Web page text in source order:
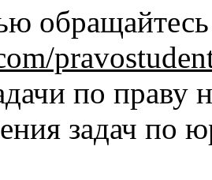
по праву
задач по